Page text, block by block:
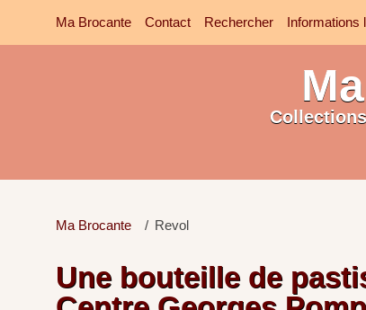
Ma Brocante Contact Rechercher Informations
Ma Brocante Revol
Une bouteille de